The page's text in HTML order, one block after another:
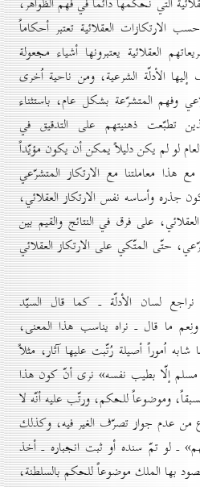
الارتكازات العقلائية تعتبر أحكاماً
العقلائية يعتبرونها أشياء مجعولة
الأدلّة الشرعية، ومن ناحية اُخرى
وفهم المتشرّعة بشكل عام، باستثناء
تطبّعت ذهنيتهم على التدقيق في
لو لم يكن دليلاً يمكن أن يكون مؤيّداً
هذا معاملتنا مع الارتكاز المتشرّعي
جذره وأساسه نفس الارتكاز العقلائي،
على فرق في النتائج والقيم بين
حتّى المتّكي على الارتكاز العقلائي
لسان الأدلّة ـ كما قال السيّد
ما قال ـ نراه يناسب هذا المعنى،
اُموراً أصيلة رُتّبت عليها آثار، مثلاً
إلّا بطيب نفسه» نرى أنّ كون هذا
وموضوعاً للحكم، ورتّب عليه أنّه لا
من عدم جواز تصرّف الغير فيه، وكذلك
ـ لو تمّ سنده أو ثبت انجباره ـ أخذ
بها الملك موضوعاً للحكم بالسلطنة،